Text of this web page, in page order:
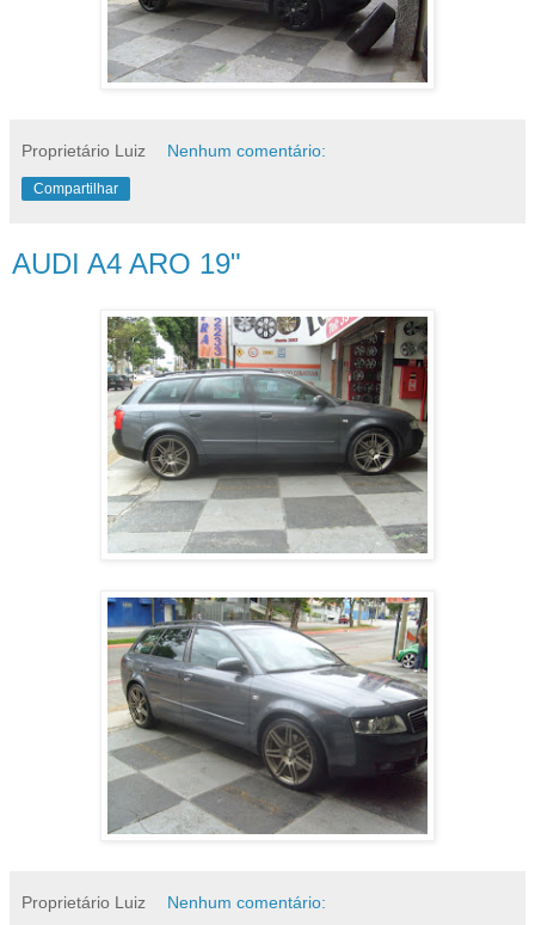
Proprietário Luiz Nenhum comentário:
Compartilhar
AUDI A4 ARO 19"
Proprietário Luiz Nenhum comentário: